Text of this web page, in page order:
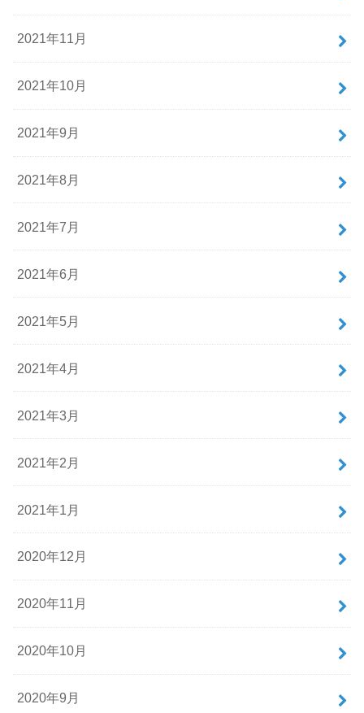
2021年11月
2021年10月
2021年9月
2021年8月
2021年7月
2021年6月
2021年5月
2021年4月
2021年3月
2021年2月
2021年1月
2020年12月
2020年11月
2020年10月
2020年9月